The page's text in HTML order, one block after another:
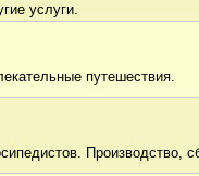
услуги.
путешествия.
Производство,